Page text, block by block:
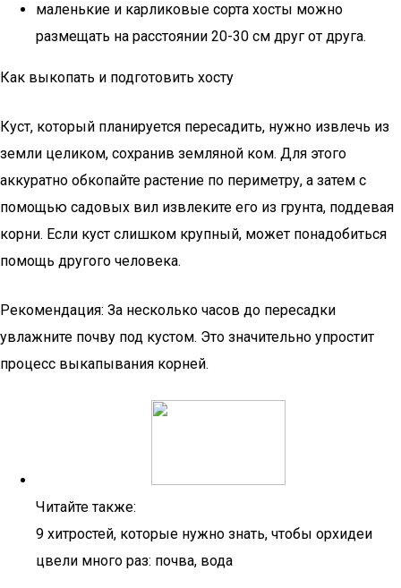
маленькие и карликовые сорта хосты можно
размещать на расстоянии 20-30 см друг от друга.
Как выкопать и подготовить хосту
Куст, который планируется пересадить, нужно извлечь из
земли целиком, сохранив земляной ком. Для этого
аккуратно обкопайте растение по периметру, а затем с
помощью садовых вил извлеките его из грунта, поддевая
корни. Если куст слишком крупный, может понадобиться
помощь другого человека.
Рекомендация: За несколько часов до пересадки
увлажните почву под кустом. Это значительно упростит
процесс выкапывания корней.
Читайте также:
9 хитростей, которые нужно знать, чтобы орхидеи
цвели много раз: почва, вода